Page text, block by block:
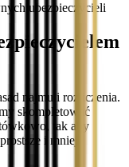
ubezpieczycieli
najmu i rozliczenia.
skompletować
tak aby
i mniej